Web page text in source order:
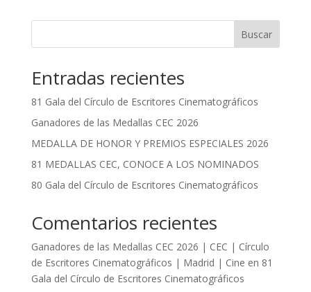
Buscar
Entradas recientes
81 Gala del Círculo de Escritores Cinematográficos
Ganadores de las Medallas CEC 2026
MEDALLA DE HONOR Y PREMIOS ESPECIALES 2026
81 MEDALLAS CEC, CONOCE A LOS NOMINADOS
80 Gala del Círculo de Escritores Cinematográficos
Comentarios recientes
Ganadores de las Medallas CEC 2026 | CEC | Círculo
de Escritores Cinematográficos | Madrid | Cine en 81
Gala del Círculo de Escritores Cinematográficos